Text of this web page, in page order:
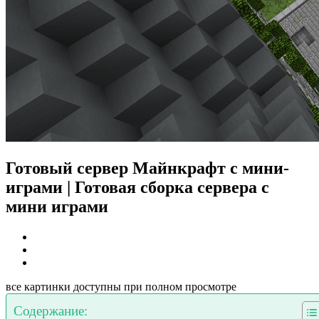
Готовый сервер Майнкрафт с мини-
играми | Готовая сборка сервера с
мини играми
все картинки доступны при полном просмотре
Содержание: